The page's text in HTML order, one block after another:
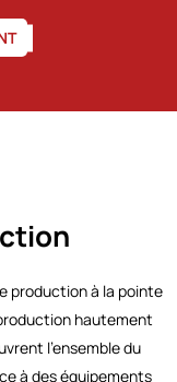
production à la pointe
hautement
l'ensemble du
à des équipements